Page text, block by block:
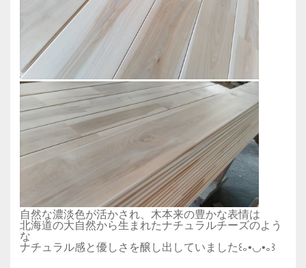
自然な濃淡色が活かされ、木本来の豊かな表情は
北海道の大自然から生まれたナチュラルチーズのよう
な
ナチュラル感と優しさを醸し出していました꒰｡•◡•｡꒱